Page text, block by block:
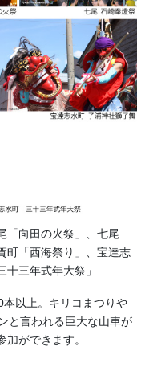
「向田の火祭」、七尾
町「西海祭り」、宝達志
三年式年大祭」
以上。キリコまつりや
と言われる巨大な山車が
ができます。